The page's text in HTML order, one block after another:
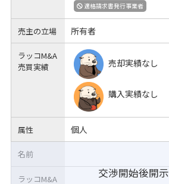
適格請求書発行事業者
売主の立場 所有者
ラッコM&A
売買実績
売却実績なし
購入実績なし
属性 個人
交渉開始後開示
名前
ラッコM&A